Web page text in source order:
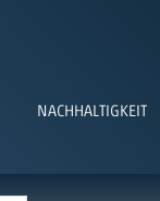
NACHHALTIGKEIT